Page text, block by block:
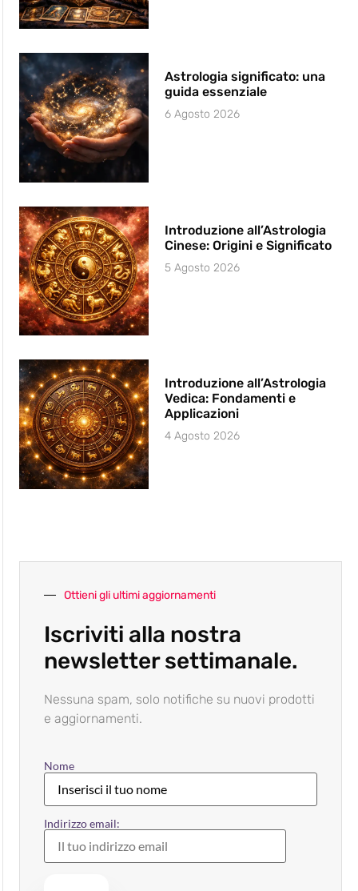
Astrologia significato: una
guida essenziale
6 Agosto 2026
Introduzione all’Astrologia
Cinese: Origini e Significato
5 Agosto 2026
Introduzione all’Astrologia
Vedica: Fondamenti e
Applicazioni
4 Agosto 2026
Ottieni gli ultimi aggiornamenti
Iscriviti alla nostra
newsletter settimanale.
Nessuna spam, solo notifiche su nuovi prodotti
e aggiornamenti.
Nome
Indirizzo email: